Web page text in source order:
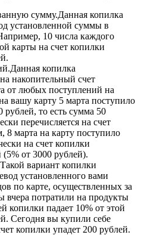
сумму.Данная копилка
установленной суммы в
10 числа каждого
карты на счет копилки
копилка
накопительный счет
от любых поступлений на
вашу карту 5 марта поступило
рублей, то есть сумма 50
перечисляется на счет
марта на карту поступило
на счет копилки
(5% от 3000 рублей).
вариант копилки
установленного вами
по карте, осуществленных за
вчера потратили на продукты
копилки падает 10% от этой
Сегодня вы купили себе
копилки упадет 200 рублей.